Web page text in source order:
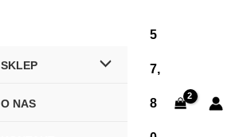
SKLEP
O NAS
5
7,
8